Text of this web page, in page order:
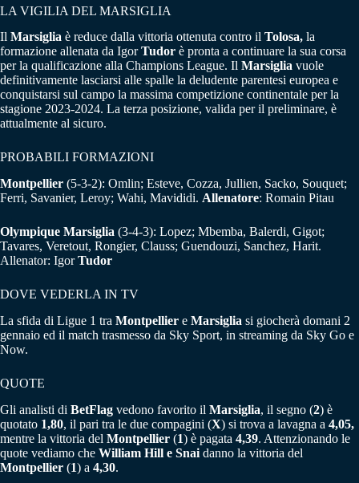
LA VIGILIA DEL MARSIGLIA
Il Marsiglia è reduce dalla vittoria ottenuta contro il Tolosa, la
formazione allenata da IgorTudor è pronta a continuare la sua corsa
per la qualificazione alla Champions League. Il Marsiglia vuole
definitivamente lasciarsi alle spalle la deludente parentesi europea e
conquistarsi sul campo la massima competizione continentale per la
stagione 2023-2024. La terza posizione, valida per il preliminare, è
attualmente al sicuro.
PROBABILI FORMAZIONI
Montpellier (5-3-2): Omlin; Esteve, Cozza, Jullien, Sacko, Souquet;
Ferri, Savanier, Leroy; Wahi, Mavididi. Allenatore: Romain Pitau
Olympique Marsiglia (3-4-3): Lopez; Mbemba, Balerdi, Gigot;
Tavares, Veretout, Rongier, Clauss; Guendouzi, Sanchez, Harit.
Allenator: IgorTudor
DOVE VEDERLA IN TV
La sfida di Ligue 1 tra Montpellier e Marsiglia si giocherà domani 2
gennaio ed il match trasmesso da Sky Sport, in streaming da Sky Go e
Now.
QUOTE
Gli analisti di BetFlag vedono favorito il Marsiglia, il segno (2) è
quotato 1,80, il pari tra le due compagini (X) si trova a lavagna a 4,05,
mentre la vittoria del Montpellier (1) è pagata 4,39. Attenzionando le
quote vediamo che William Hill e Snai danno la vittoria del
Montpellier (1) a 4,30.